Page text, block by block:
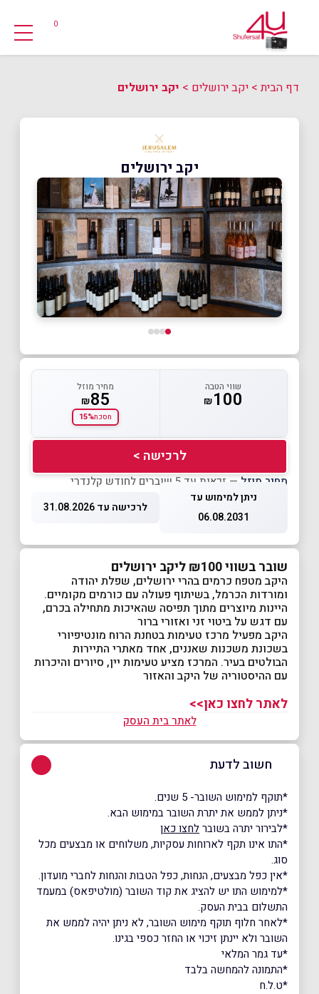
0
דף הבית> יקב ירושלים > יקב ירושלים
יקב ירושלים
שווי הטבה
₪100
מחיר מוזל
₪85
חסכת15%
לרכישה >
מחיר מוזל — זכאות עד 5 שוברים לחודש קלנדרי
ניתן למימוש עד
06.08.2031
לרכישה עד 31.08.2026
שובר בשווי ₪100 ליקב ירושלים
היקב מטפח כרמים בהרי ירושלים, שפלת יהודה
ומורדות הכרמל, בשיתוף פעולה עם כורמים מקומיים.
היינות מיוצרים מתוך תפיסה שהאיכות מתחילה בכרם,
עם דגש על ביטוי זני ואזורי ברור
היקב מפעיל מרכז טעימות בטחנת הרוח מונטיפיורי
בשכונת משכנות שאננים, אחד מאתרי התיירות
הבולטים בעיר. המרכז מציע טעימות יין, סיורים והיכרות
עם ההיסטוריה של היקב והאזור
לאתר לחצו כאן>>
לאתר בית העסק
חשוב לדעת
*תוקף למימוש השובר- 5 שנים.
*ניתן לממש את יתרת השובר במימוש הבא.
*לבירור יתרה בשוברלחצו כאן
*התו אינו תקף לארוחות עסקיות, משלוחים או מבצעים מכל
סוג.
*אין כפל מבצעים, הנחות, כפל הטבות והנחות לחברי מועדון.
*למימוש התו יש להציג את קוד השובר (מולטיפאס) במעמד
התשלום בבית העסק.
*לאחר חלוף תוקף מימוש השובר, לא ניתן יהיה לממש את
השובר ולא יינתן זיכוי או החזר כספי בגינו.
*עד גמר המלאי
*התמונה להמחשה בלבד
*ט.ל.ח